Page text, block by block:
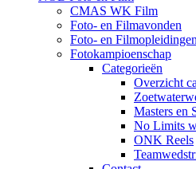
CMAS WK Film
Foto- en Filmavonden
Foto- en Filmopleidingen
Fotokampioenschap
Categorieën
Overzicht
Masters en
No Limits
ONK Reels